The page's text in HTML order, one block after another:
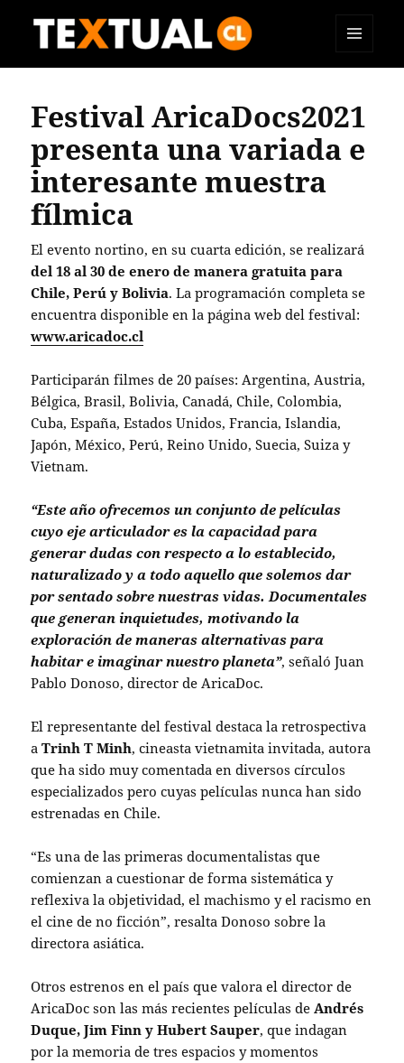
Festival AricaDocs2021
presenta una variada e
interesante muestra
fílmica
El evento nortino, en su cuarta edición, se realizará
del 18 al 30 de enero de manera gratuita para
Chile, Perú y Bolivia. La programación completa se
encuentra disponible en la página web del festival:
www.aricadoc.cl
Participarán filmes de 20 países: Argentina, Austria,
Bélgica, Brasil, Bolivia, Canadá, Chile, Colombia,
Cuba, España, Estados Unidos, Francia, Islandia,
Japón, México, Perú, Reino Unido, Suecia, Suiza y
Vietnam.
“Este año ofrecemos un conjunto de películas
cuyo eje articulador es la capacidad para
generar dudas con respecto a lo establecido,
naturalizado y a todo aquello que solemos dar
por sentado sobre nuestras vidas. Documentales
que generan inquietudes, motivando la
exploración de maneras alternativas para
habitar e imaginar nuestro planeta”, señaló Juan
Pablo Donoso, director de AricaDoc.
El representante del festival destaca la retrospectiva
aTrinh T Minh, cineasta vietnamita invitada, autora
que ha sido muy comentada en diversos círculos
especializados pero cuyas películas nunca han sido
estrenadas en Chile.
“Es una de las primeras documentalistas que
comienzan a cuestionar de forma sistemática y
reflexiva la objetividad, el machismo y el racismo en
el cine de no ficción”, resalta Donoso sobre la
directora asiática.
Otros estrenos en el país que valora el director de
AricaDoc son las más recientes películas deAndrés
Duque, Jim Finn y Hubert Sauper, que indagan
por la memoria de tres espacios y momentos